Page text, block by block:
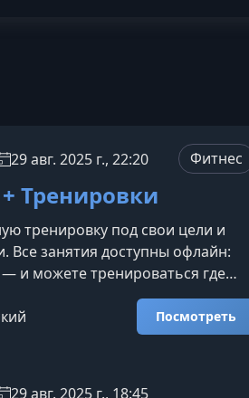
29 авг. 2025 г., 22:20 Фитнес
Тренировки
тренировку под свои цели и
Все занятия доступны офлайн:
— и можете тренироваться где
и отвлекающих уведомлений.Что
лучших видео по
тренировкам, чтобы
в удобном для вас
Посмотреть
29 авг. 2025 г., 18:45